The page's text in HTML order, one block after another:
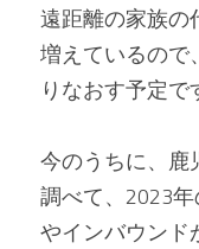
遠距離の家族の
増えているので
りなおす予定で
今のうちに、鹿
調べて、2023
やインバウンド